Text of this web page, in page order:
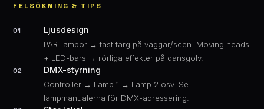
FELSÖKNING & TIPS
01 Ljusdesign
PAR-lampor → fast färg på väggar/scen. Moving heads
+ LED-bars → rörliga effekter på dansgolv.
02 DMX-styrning
Controller → Lamp 1 → Lamp 2 osv. Se
lampmanualerna för DMX-adressering.